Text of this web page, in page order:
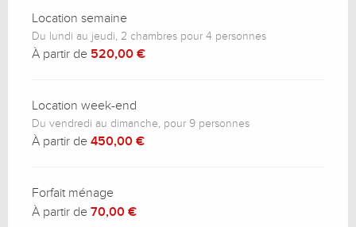
Location semaine
Du lundi au jeudi, 2 chambres pour 4 personnes
À partir de 520,00 €
Location week-end
Du vendredi au dimanche, pour 9 personnes
À partir de 450,00 €
Forfait ménage
À partir de 70,00 €